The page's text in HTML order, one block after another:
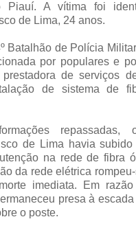
Piauí. A vítima foi
de Lima, 24 anos.
Batalhão de Polícia
por populares e
de serviços
de sistema de
repassadas,
de Lima havia
na rede de fibra
da rede elétrica
imediata. Em
presa à
o poste.